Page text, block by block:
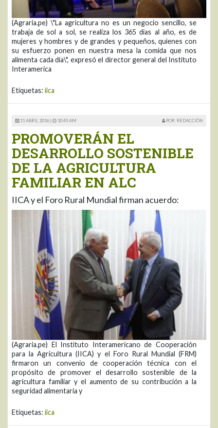
(Agraria.pe) \"La agricultura no es un negocio sencillo, se
trabaja de sol a sol, se realiza los 365 días al año, es de
mujeres y hombres y de grandes y pequeños, quienes con
su esfuerzo ponen en nuestra mesa la comida que nos
alimenta cada día\", expresó el director general del Instituto
Interamerica
Etiquetas: iica
11 ABRIL 2016 | 10:45 AM POR: REDACCIÓN
PROMOVERÁN EL
DESARROLLO SOSTENIBLE
DE LA AGRICULTURA
FAMILIAR EN ALC
IICA y el Foro Rural Mundial firman acuerdo:
(Agraria.pe) El Instituto Interamericano de Cooperación
para la Agricultura (IICA) y el Foro Rural Mundial (FRM)
firmaron un convenio de cooperación técnica con el
propósito de promover el desarrollo sostenible de la
agricultura familiar y el aumento de su contribución a la
seguridad alimentaria y
Etiquetas: iica